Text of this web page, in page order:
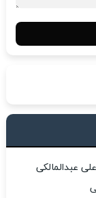
عبدالمالکی